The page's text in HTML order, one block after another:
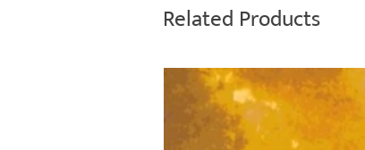
Related Products